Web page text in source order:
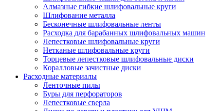
Алмазные гибкие шлифовальные круги
Шлифование металла
Бесконечные шлифовальные ленты
Расходка для барабанных шлифовальных машин
Лепестковые шлифовальные круги
Нетканые шлифовальные круги
Торцевые лепестковые шлифовальные диски
Коралловые зачистные диски
Расходные материалы
Ленточные пилы
Буры для перфораторов
Лепестковые сверла